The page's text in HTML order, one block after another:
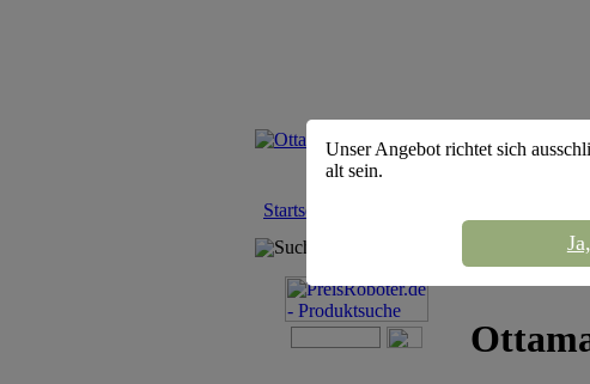
Startseite
Suchmaschine
Unser Angebot richtet sich
alt sein.